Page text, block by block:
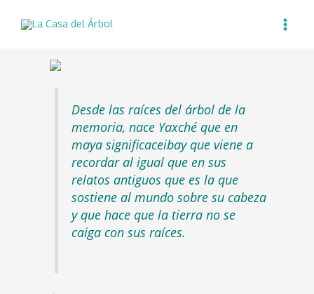
Desde las raíces del árbol de la
memoria, nace Yaxché que en
maya significaceibay que viene a
recordar al igual que en sus
relatos antiguos que es la que
sostiene al mundo sobre su cabeza
y que hace que la tierra no se
caiga con sus raíces.